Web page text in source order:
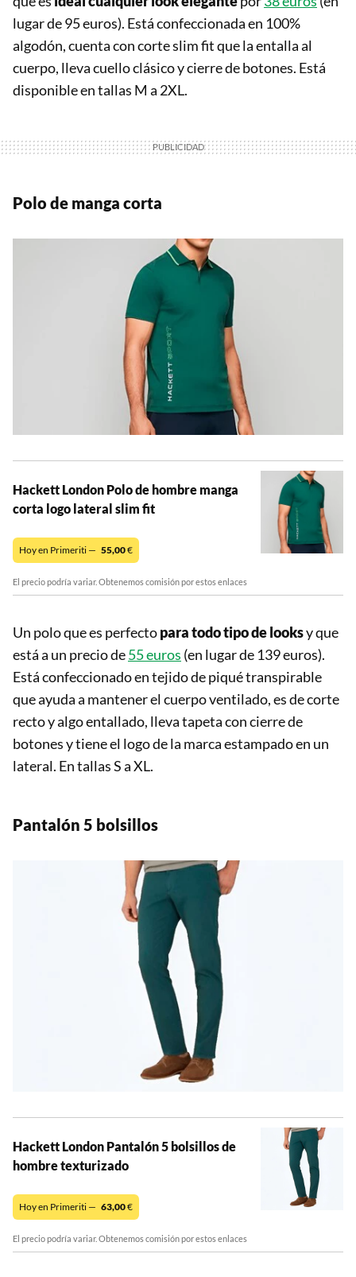
lugar de 95 euros). Está confeccionada en 100%
algodón, cuenta con corte slim fit que la entalla al
cuerpo, lleva cuello clásico y cierre de botones. Está
disponible en tallas M a 2XL.
Polo de manga corta
Hackett London Polo de hombre manga
corta logo lateral slim fit
Hoy en Primeriti — 55,00€
El precio podría variar. Obtenemos comisión por estos enlaces
Un polo que es perfectopara todo tipo de looksy que
está a un precio de55 euros (en lugar de 139 euros).
Está confeccionado en tejido de piqué transpirable
que ayuda a mantener el cuerpo ventilado, es de corte
recto y algo entallado, lleva tapeta con cierre de
botones y tiene el logo de la marca estampado en un
lateral. En tallas S a XL.
Pantalón 5 bolsillos
Hackett London Pantalón 5 bolsillos de
hombre texturizado
Hoy en Primeriti — 63,00€
El precio podría variar. Obtenemos comisión por estos enlaces